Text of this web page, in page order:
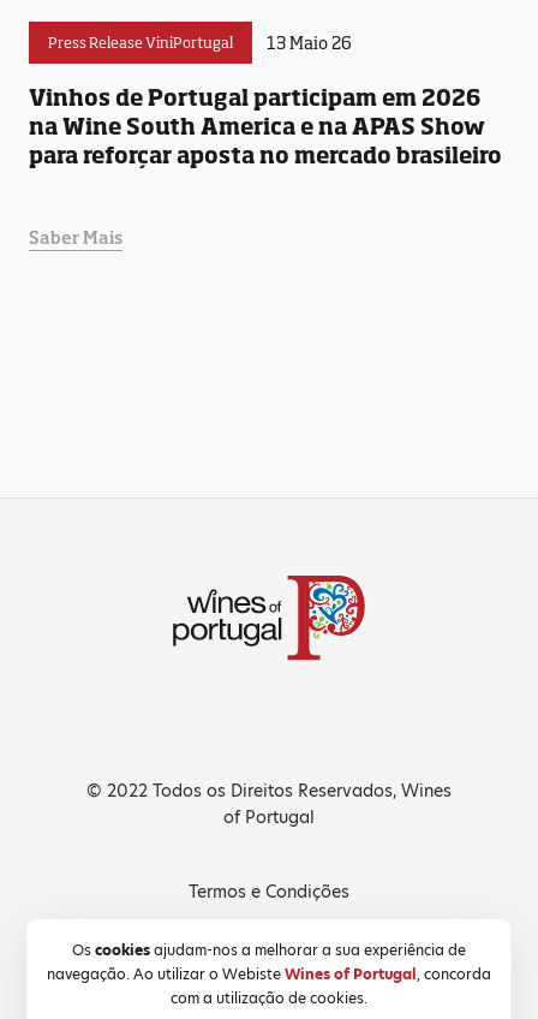
Press Release ViniPortugal 13 Maio 26
Vinhos de Portugal participam em 2026
na Wine South America e na APAS Show
para reforçar aposta no mercado brasileiro
Saber Mais
Oscookiesajudam-nos a melhorar a sua experiência de
navegação. Ao utilizar o WebisteWines of Portugal, concorda
com a utilização de cookies.
© 2022 Todos os Direitos Reservados, Wines
of Portugal
Termos e Condições
Política de Cookies